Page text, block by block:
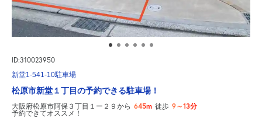
ID:310023950
新堂1-541-10駐車場
松原市新堂１丁目の予約できる駐車場！
大阪府松原市阿保３丁目１ー２９から 645m 徒歩 9～13分
予約できてオススメ！